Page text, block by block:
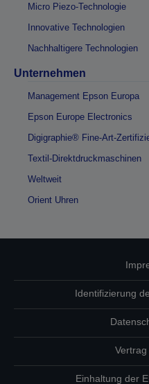
Micro Piezo-Technologie
Innovative Technologien
Nachhaltigere Technologien
Unternehmen
Management Epson Europa
Epson Europe Electronics
Digigraphie® Fine-Art-
Textil-Direktdruckmaschinen
Weltweit
Orient Uhren
Identifizierung
Einhaltung der